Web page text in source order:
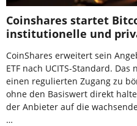
Coinshares startet
institutionelle und
CoinShares erweitert sein
ETF nach UCITS-Standard.
einen regulierten Zugang zu
ohne den Basiswert direkt
der Anbieter auf die
…